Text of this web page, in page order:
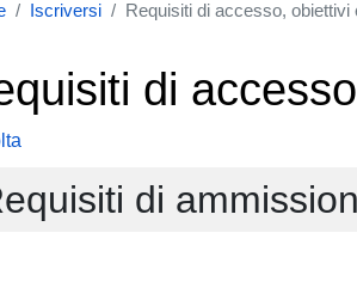
Iscriversi Requisiti di accesso, obiettivi
di
di